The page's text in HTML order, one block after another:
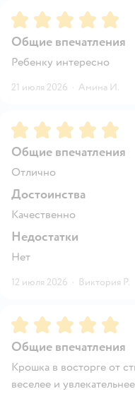
Рейтинг:5
Общие впечатления
Ребенку интересно
21 июля 2026 · Амина И.
Рейтинг:5
Общие впечатления
Отлично
Достоинства
Качественно
Недостатки
Нет
12 июля 2026 · Виктория Р.
Рейтинг:5
Общие впечатления
Крошка в восторге от
веселее и